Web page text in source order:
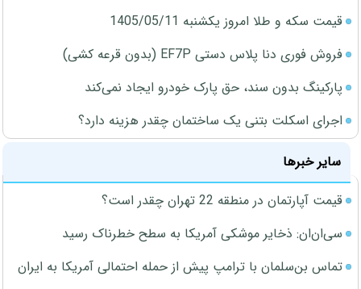
قیمت سکه و طلا امروز یکشنبه 1405/05/11
فروش فوری دنا پلاس دستی EF7P (بدون قرعه کشی)
پارکینگ بدون سند، حق پارک خودرو ایجاد نمی‌کند
اجرای اسکلت بتنی یک ساختمان چقدر هزینه دارد؟
سایر خبرها
قیمت آپارتمان در منطقه 22 تهران چقدر است؟
سی‌ان‌ان: ذخایر موشکی آمریکا به سطح خطرناک رسید
تماس بن‌سلمان با ترامپ پیش از حمله احتمالی آمریکا به ایران